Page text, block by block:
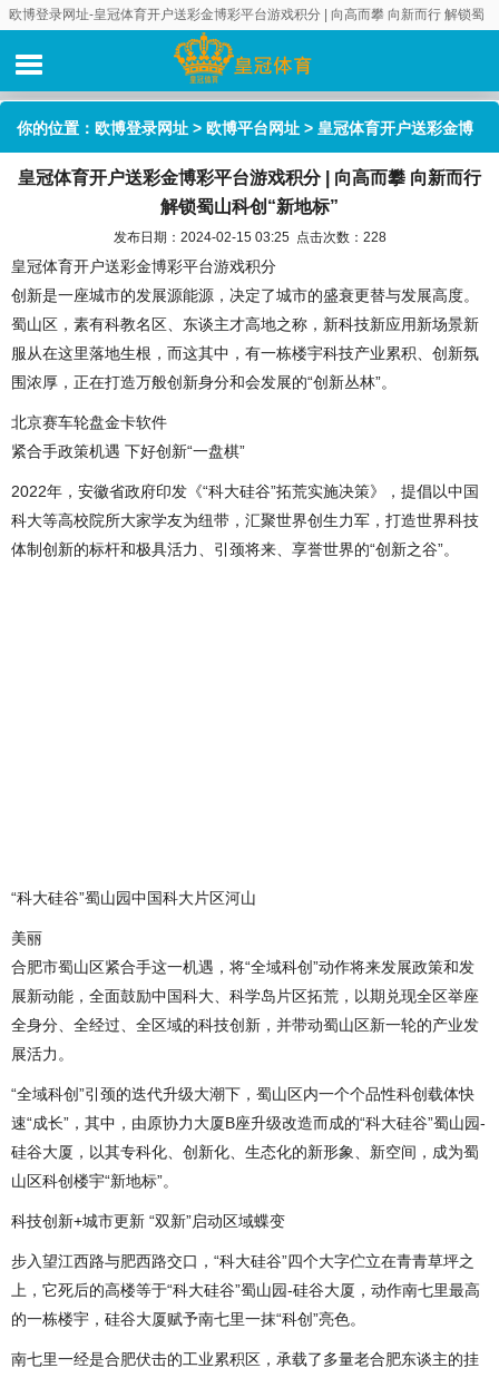
欧博登录网址-皇冠体育开户送彩金博彩平台游戏积分 | 向高而攀 向新而行 解锁蜀
你的位置： 欧博登录网址 > 欧博平台网址 > 皇冠体育开户送彩金博
彩平台游戏积分 | 向高而攀 向新而行 解锁蜀山科创“新地标”
皇冠体育开户送彩金博彩平台游戏积分 | 向高而攀 向新而行
解锁蜀山科创“新地标”
发布日期：2024-02-15 03:25 点击次数：228
皇冠体育开户送彩金博彩平台游戏积分
创新是一座城市的发展源能源，决定了城市的盛衰更替与发展高度。
蜀山区，素有科教名区、东谈主才高地之称，新科技新应用新场景新
服从在这里落地生根，而这其中，有一栋楼宇科技产业累积、创新氛
围浓厚，正在打造万般创新身分和会发展的“创新丛林”。
北京赛车轮盘金卡软件
紧合手政策机遇 下好创新“一盘棋”
2022年，安徽省政府印发《“科大硅谷”拓荒实施决策》，提倡以中国
科大等高校院所大家学友为纽带，汇聚世界创生力军，打造世界科技
体制创新的标杆和极具活力、引颈将来、享誉世界的“创新之谷”。
“科大硅谷”蜀山园中国科大片区河山
美丽
合肥市蜀山区紧合手这一机遇，将“全域科创”动作将来发展政策和发
展新动能，全面鼓励中国科大、科学岛片区拓荒，以期兑现全区举座
全身分、全经过、全区域的科技创新，并带动蜀山区新一轮的产业发
展活力。
“全域科创”引颈的迭代升级大潮下，蜀山区内一个个品性科创载体快
速“成长”，其中，由原协力大厦B座升级改造而成的“科大硅谷”蜀山园-
硅谷大厦，以其专科化、创新化、生态化的新形象、新空间，成为蜀
山区科创楼宇“新地标”。
科技创新+城市更新 “双新”启动区域蝶变
步入望江西路与肥西路交口，“科大硅谷”四个大字伫立在青青草坪之
上，它死后的高楼等于“科大硅谷”蜀山园-硅谷大厦，动作南七里最高
的一栋楼宇，硅谷大厦赋予南七里一抹“科创”亮色。
南七里一经是合肥伏击的工业累积区，承载了多量老合肥东谈主的挂